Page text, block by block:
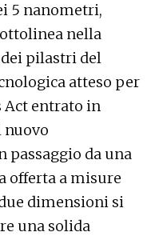
5 nanometri,
nella
dei pilastri del
atteso per
Act entrato in
nuovo
passaggio da una
offerta a misure
dimensioni si
una solida